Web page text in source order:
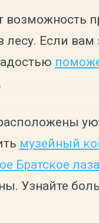
возможность
лесу. Если
.
музейный
Братское
Узнайте